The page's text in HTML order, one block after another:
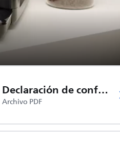
Declaración de conformidad de la UE
Archivo PDF